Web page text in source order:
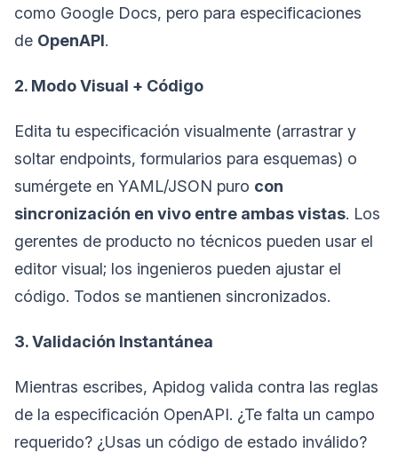
como Google Docs, pero para especificaciones
de OpenAPI.
2. Modo Visual + Código
Edita tu especificación visualmente (arrastrar y
soltar endpoints, formularios para esquemas) o
sumérgete en YAML/JSON puro con
sincronización en vivo entre ambas vistas. Los
gerentes de producto no técnicos pueden usar el
editor visual; los ingenieros pueden ajustar el
código. Todos se mantienen sincronizados.
3. Validación Instantánea
Mientras escribes, Apidog valida contra las reglas
de la especificación OpenAPI. ¿Te falta un campo
requerido? ¿Usas un código de estado inválido?